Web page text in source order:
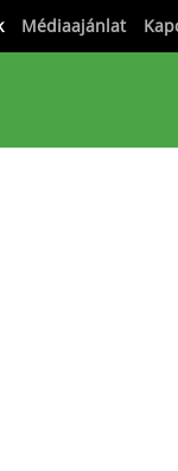
Médiaajánlat